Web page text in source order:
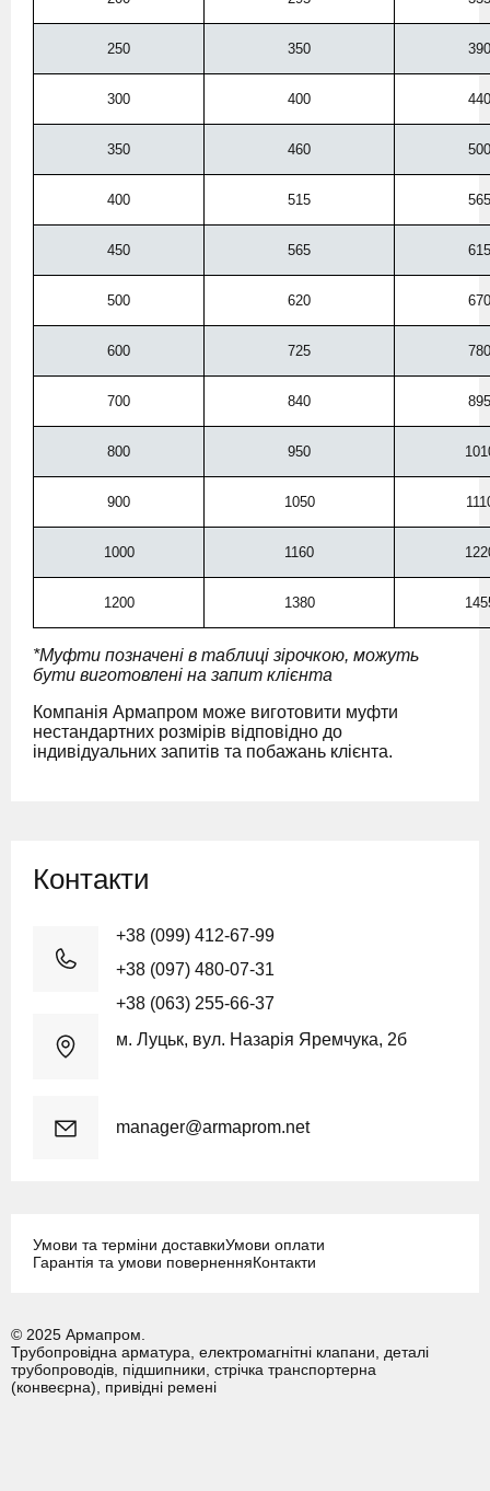
250 350 390
300 400 440
350 460 500
400 515 565
450 565 615
500 620 670
600 725 780
700 840 895
800 950
900 1050
1000 1160
1200 1380
*Муфти позначені в таблиці зірочкою, можуть
бути виготовлені на запит клієнта
Компанія Армапром може виготовити муфти
нестандартних розмірів відповідно до
індивідуальних запитів та побажань клієнта.
Контакти
+38 (099) 412-67-99
+38 (097) 480-07-31
+38 (063) 255-66-37
м. Луцьк, вул. Назарія Яремчука, 2б
manager@armaprom.net
Умови та терміни доставкиУмови оплати
Гарантія та умови поверненняКонтакти
© 2025 Армапром.
Трубопровідна арматура, електромагнітні клапани, деталі
трубопроводів, підшипники, стрічка транспортерна
(конвеєрна), привідні ремені